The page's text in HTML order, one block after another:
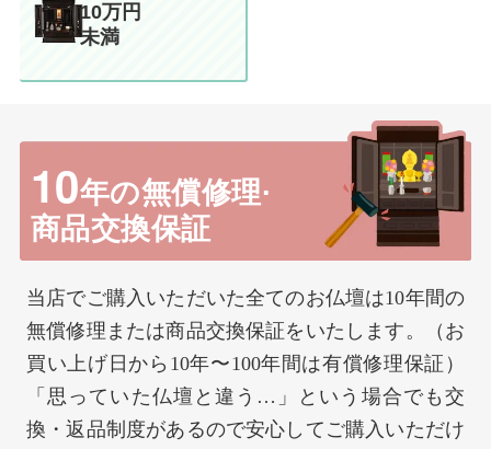
10万円
未満
10年の無償修理·
商品交換保証
当店でご購入いただいた全てのお仏壇は10年間の
無償修理または商品交換保証をいたします。（お
買い上げ日から10年〜100年間は有償修理保証）
「思っていた仏壇と違う…」という場合でも交
換・返品制度があるので安心してご購入いただけ